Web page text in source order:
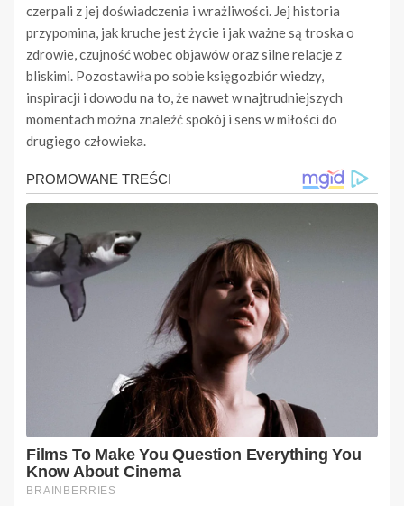
czerpali z jej doświadczenia i wrażliwości. Jej historia
przypomina, jak kruche jest życie i jak ważne są troska o
zdrowie, czujność wobec objawów oraz silne relacje z
bliskimi. Pozostawiła po sobie księgozbiór wiedzy,
inspiracji i dowodu na to, że nawet w najtrudniejszych
momentach można znaleźć spokój i sens w miłości do
drugiego człowieka.